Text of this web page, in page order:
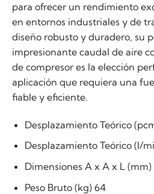
para ofrecer un rendimiento
en entornos industriales y de
diseño robusto y duradero, su
impresionante caudal de aire
de compresor es la elección
aplicación que requiera una
fiable y eficiente.
Desplazamiento Teórico
Desplazamiento Teórico (l/
Dimensiones A x A x L (mm)
Peso Bruto (kg) 64